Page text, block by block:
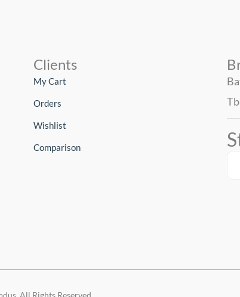
Clients
My Cart
Orders
Wishlist
Comparison
All Rights Reserved